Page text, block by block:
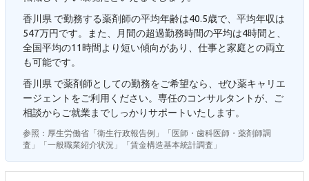
香川県 で勤務する薬剤師の平均年齢は40.5歳で、平均年収は
547万円です。また、月間の超過勤務時間の平均は4時間と、
全国平均の11時間より短い傾向があり、仕事と家庭との両立
も可能です。
香川県 で薬剤師としての勤務をご希望なら、ぜひ薬キャリエ
ージェントをご利用ください。専任のコンサルタントが、ご
相談からご就業までしっかりサポートいたします。
参照：厚生労働省「衛生行政報告例」「医師・歯科医師・薬剤師調
査」「一般職業紹介状況」「賃金構造基本統計調査」